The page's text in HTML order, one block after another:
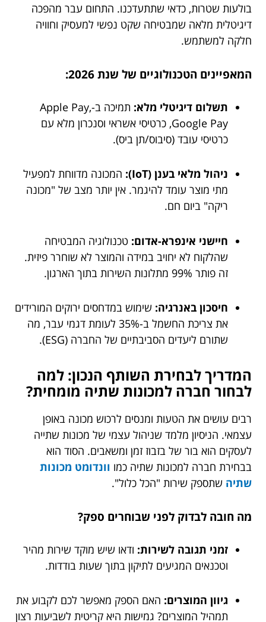
בולעות שטרות, כדאי שתתעדכנו. התחום עבר מהפכה
דיגיטלית מלאה שמבטיחה שקט נפשי למעסיק וחוויה
חלקה למשתמש.
המאפיינים הטכנולוגיים של שנת 2026:
תשלום דיגיטלי מלא:
תמיכה ב-Apple Pay,
Google Pay, כרטיסי אשראי וסנכרון מלא עם
כרטיסי עובד (סיבוס/תן ביס).
ניהול מלאי בענן (IoT):
המכונה מדווחת למפעיל
מתי מוצר עומד להיגמר. אין יותר מצב של "מכונה
ריקה" ביום חם.
חיישני אינפרא-אדום: טכנולוגיה המבטיחה
שהלקוח לא יחויב במידה והמוצר לא שוחרר פיזית.
זה פותר 99% מתלונות השירות בתוך הארגון.
חיסכון באנרגיה: שימוש במדחסים ירוקים המורידים
את צריכת החשמל ב-35% לעומת דגמי עבר, מה
שתורם ליעדים הסביבתיים של החברה (ESG).
המדריך לבחירת השותף הנכון: למה
לבחור חברה למכונות שתיה מומחית?
רבים עושים את הטעות ומנסים לרכוש מכונה באופן
עצמאי. הניסיון מלמד שניהול עצמי של מכונות שתייה
לעסקים הוא בור של בזבוז זמן ומשאבים. הסוד הוא
בבחירת חברה למכונות שתיה כמו וונדומט מכונות
שתיה שתספק שירות "הכל כלול".
מה חובה לבדוק לפני שבוחרים ספק?
זמני תגובה לשירות: ודאו שיש מוקד שירות מהיר
וטכנאים המגיעים לתיקון בתוך שעות בודדות.
גיוון המוצרים: האם הספק מאפשר לכם לקבוע את
תמהיל המוצרים? גמישות היא קריטית לשביעות רצון